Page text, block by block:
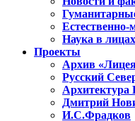
Естественно-
Наука в лицах
Проекты
Архив
Русский
Архитектура
Дмитрий
И.С.Фрадков